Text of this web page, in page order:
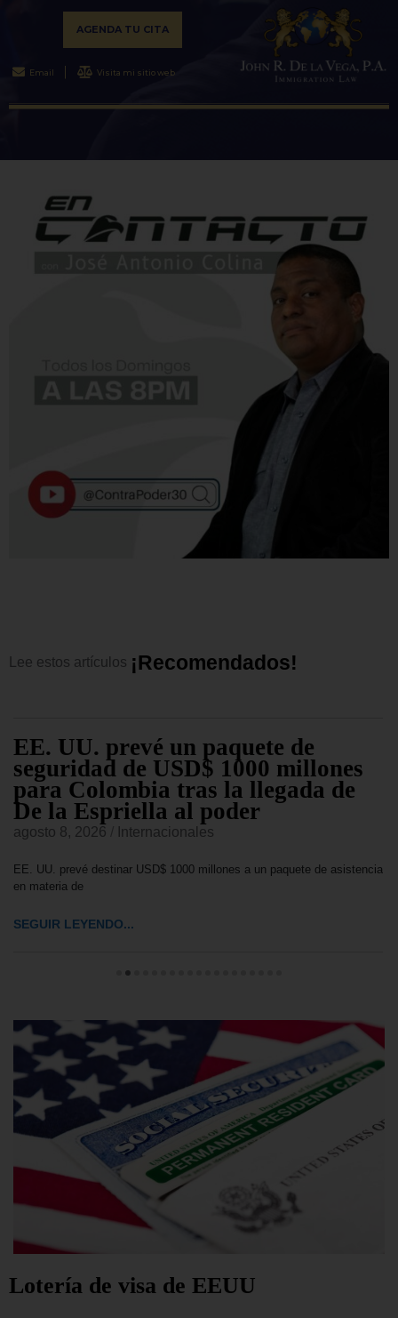
AGENDA TU CITA
Email Visita mi sitio web
Lee estos artículos ¡Recomend ad os!
EE. UU. prevé un paquete de
seguridad de USD$ 1000 millones
para Colombia tras la llegada de
De la Espriella al poder
agosto 8, 2026 Internacionales
EE. UU. prevé destinar USD$ 1000 millones a un paquete de asistencia
en materia de
SEGUIR LEYENDO...
Lotería de visa de EEUU